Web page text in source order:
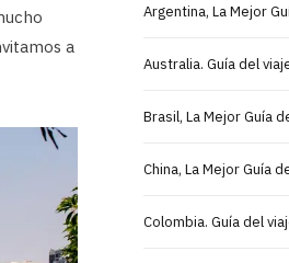
a
Argentina, La Mejor
Australia. Guía del
Brasil, La Mejor Guía
China, La Mejor Guía
Colombia. Guía del